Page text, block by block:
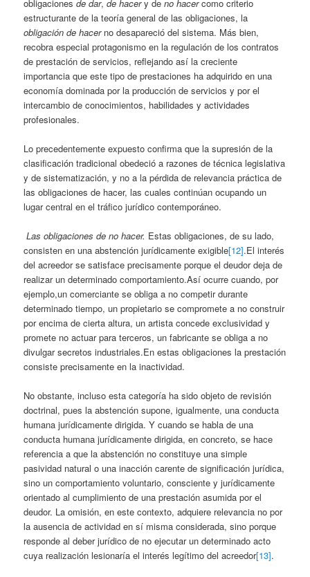
obligacionesde dar,de hacery deno hacercomo criterio
estructurante de la teoría general de las obligaciones, la
obligación de hacer no desapareció del sistema. Más bien,
recobra especial protagonismo en la regulación de los contratos
de prestación de servicios, reflejando así la creciente
importancia que este tipo de prestaciones ha adquirido en una
economía dominada por la producción de servicios y por el
intercambio de conocimientos, habilidades y actividades
profesionales.
Lo precedentemente expuesto confirma que la supresión de la
clasificación tradicional obedeció a razones de técnica legislativa
y de sistematización, y no a la pérdida de relevancia práctica de
las obligaciones de hacer, las cuales continúan ocupando un
lugar central en el tráfico jurídico contemporáneo.
Las obligaciones de no hacer. Estas obligaciones, de su lado,
consisten en una abstención jurídicamente exigible[12].El interés
del acreedor se satisface precisamente porque el deudor deja de
realizar un determinado comportamiento.Así ocurre cuando, por
ejemplo,un comerciante se obliga a no competir durante
determinado tiempo, un propietario se compromete a no construir
por encima de cierta altura, un artista concede exclusividad y
promete no actuar para terceros, un fabricante se obliga a no
divulgar secretos industriales.En estas obligaciones la prestación
consiste precisamente en la inactividad.
No obstante, incluso esta categoría ha sido objeto de revisión
doctrinal, pues la abstención supone, igualmente, una conducta
humana jurídicamente dirigida. Y cuando se habla de una
conducta humana jurídicamente dirigida, en concreto, se hace
referencia a que la abstención no constituye una simple
pasividad natural o una inacción carente de significación jurídica,
sino un comportamiento voluntario, consciente y jurídicamente
orientado al cumplimiento de una prestación asumida por el
deudor. La omisión, en este contexto, adquiere relevancia no por
la ausencia de actividad en sí misma considerada, sino porque
responde al deber jurídico de no ejecutar un determinado acto
cuya realización lesionaría el interés legítimo del acreedor[13].